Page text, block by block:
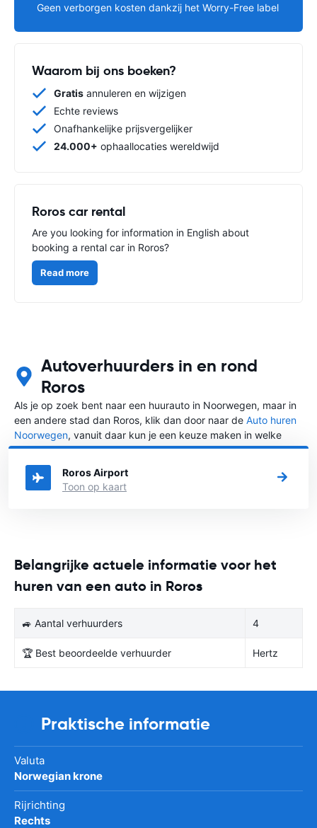
Geen verborgen kosten dankzij het Worry-Free label
Waarom bij ons boeken?
Gratis annuleren en wijzigen
Echte reviews
Onafhankelijke prijsvergelijker
24.000+ ophaallocaties wereldwijd
Roros car rental
Are you looking for information in English about
booking a rental car in Roros?
Read more
Autoverhuurders in en rond
Roros
Als je op zoek bent naar een huurauto in Noorwegen, maar in
een andere stad dan Roros, klik dan door naar de Auto huren
Noorwegen, vanuit daar kun je een keuze maken in welke
stad in Noorwegen je een auto huren wilt.
Roros Airport
Toon op kaart
Belangrijke actuele informatie voor het
huren van een auto in Roros
🚙 Aantal verhuurders 4
🏆 Best beoordeelde verhuurder Hertz
Praktische informatie
Valuta
Norwegian krone
Rijrichting
Rechts